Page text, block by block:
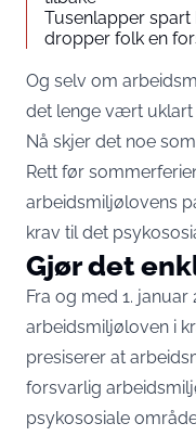
Tusenlapper spart
dropper folk en
Og selv om
det lenge vært uklart
Nå skjer det noe
Rett før
arbeidsmiljølovens
krav til det
Gjør det
Fra og med 1.
arbeidsmiljøloven i
presiserer at
forsvarlig
psykososiale